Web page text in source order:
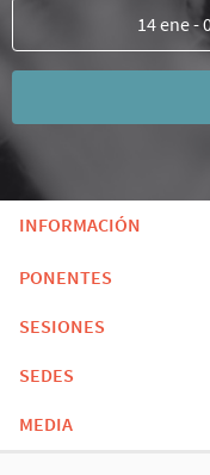
14 ene -
INFORMACIÓN
PONENTES
SESIONES
SEDES
MEDIA